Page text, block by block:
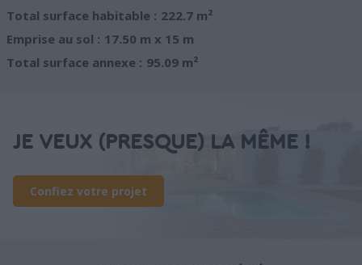
Total surface habitable : 222.7 m²
Emprise au sol : 17.50 m x 15 m
Total surface annexe : 95.09 m²
JE VEUX (PRESQUE) LA MÊME !
Confiez votre projet